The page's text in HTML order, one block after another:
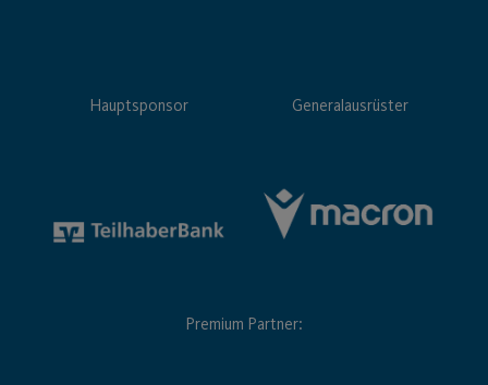
Hauptsponsor Generalausrüster
Premium Partner: